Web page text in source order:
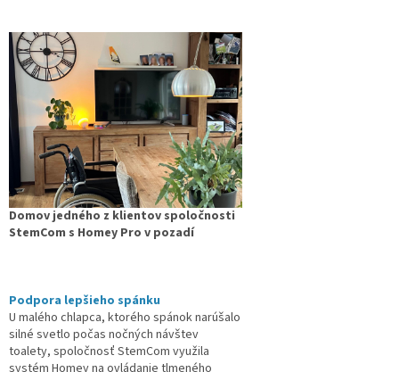
Domov jedného z klientov spoločnosti
StemCom s Homey Pro v pozadí
Podpora lepšieho spánku
U malého chlapca, ktorého spánok narúšalo
silné svetlo počas nočných návštev
toalety, spoločnosť StemCom využila
systém Homey na ovládanie tlmeného